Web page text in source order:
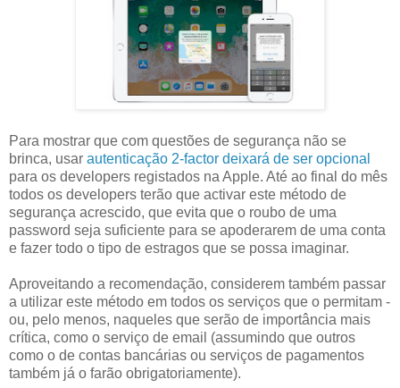
Para mostrar que com questões de segurança não se
brinca, usar autenticação 2-factor deixará de ser opcional
para os developers registados na Apple. Até ao final do mês
todos os developers terão que activar este método de
segurança acrescido, que evita que o roubo de uma
password seja suficiente para se apoderarem de uma conta
e fazer todo o tipo de estragos que se possa imaginar.
Aproveitando a recomendação, considerem também passar
a utilizar este método em todos os serviços que o permitam -
ou, pelo menos, naqueles que serão de importância mais
crítica, como o serviço de email (assumindo que outros
como o de contas bancárias ou serviços de pagamentos
também já o farão obrigatoriamente).